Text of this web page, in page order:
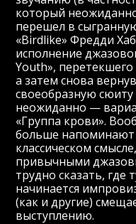
который
перешел в
«Birdlike» Фредди
исполнение
Youth»,
а затем снова
своеобразную
неожиданно —
«Группа крови».
больше напоминают
классическом
привычными
трудно сказать, где
начинается
(как и другие)
выступлению.